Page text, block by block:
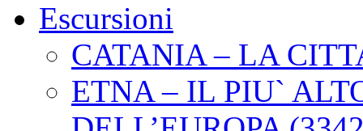
Escursioni
CATANIA – LA
ETNA – IL PIU`